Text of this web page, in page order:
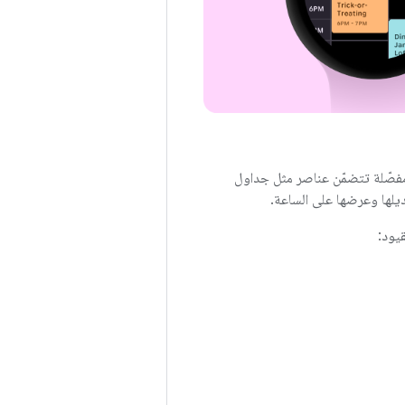
تتضمّن عناصر مثل جداول
وعرضها على الساعة.